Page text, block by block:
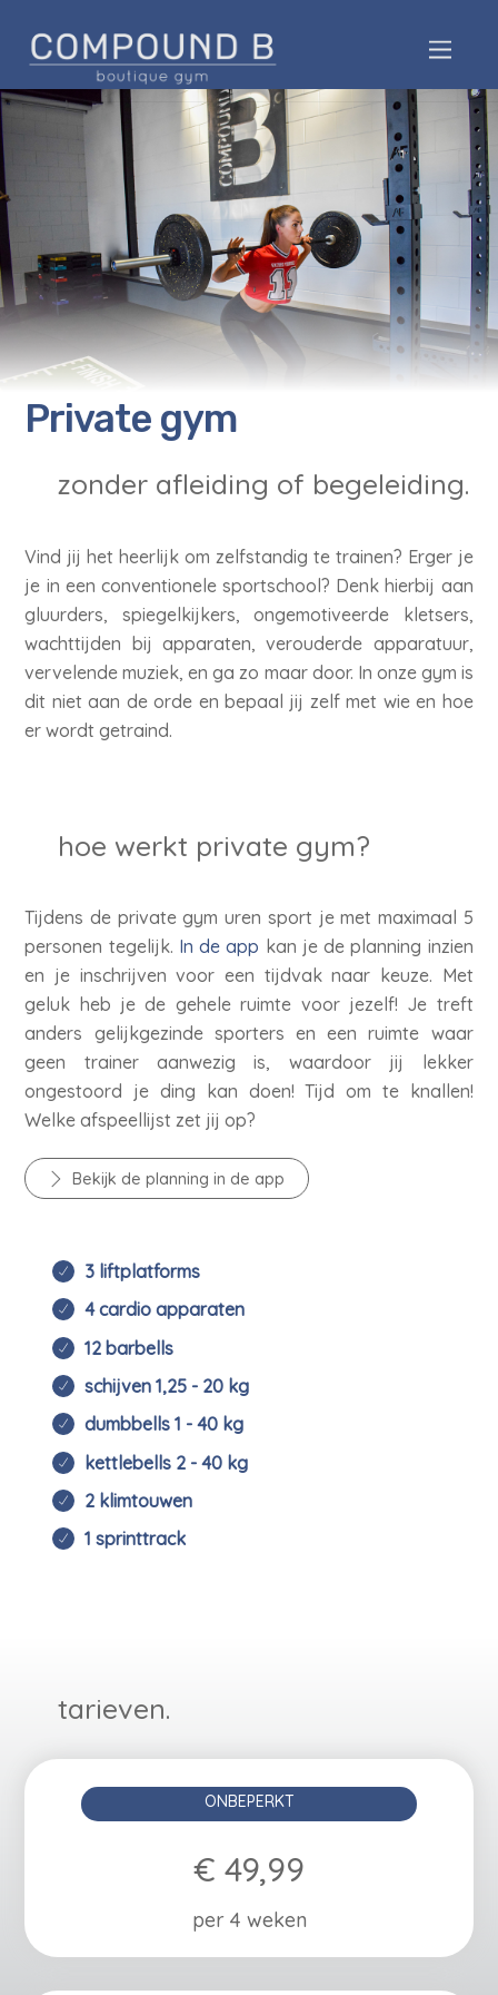
Private gym
zonder afleiding of begeleiding.
Vind jij het heerlijk om zelfstandig te trainen? Erger je
je in een conventionele sportschool? Denk hierbij aan
gluurders, spiegelkijkers, ongemotiveerde kletsers,
wachttijden bij apparaten, verouderde apparatuur,
vervelende muziek, en ga zo maar door. In onze gym is
dit niet aan de orde en bepaal jij zelf met wie en hoe
er wordt getraind.
hoe werkt private gym?
Tijdens de private gym uren sport je met maximaal 5
personen tegelijk. In de app kan je de planning inzien
en je inschrijven voor een tijdvak naar keuze. Met
geluk heb je de gehele ruimte voor jezelf! Je treft
anders gelijkgezinde sporters en een ruimte waar
geen trainer aanwezig is, waardoor jij lekker
ongestoord je ding kan doen! Tijd om te knallen!
Welke afspeellijst zet jij op?
Bekijk de planning in de app
3 liftplatforms
4 cardio apparaten
12 barbells
schijven 1,25 - 20 kg
dumbbells 1 - 40 kg
kettlebells 2 - 40 kg
2 klimtouwen
1 sprinttrack
tarieven.
ONBEPERKT
€ 49,99
per 4 weken